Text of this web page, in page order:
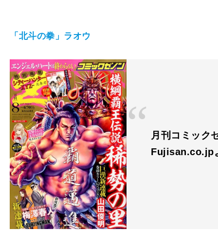
「北斗の拳」ラオウ
月刊コミック
Fujisan.co.jp